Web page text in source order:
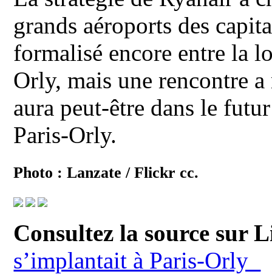
grands aéroports des
formalisé encore entre la
Orly, mais une rencontre
aura peut-être dans le
Paris-Orly.
Photo : Lanzate / Flickr cc.
Consultez la source sur
s’implantait à Paris-Orly